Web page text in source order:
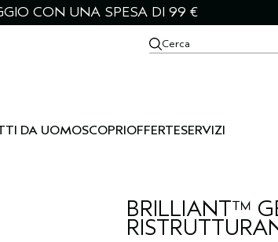
CON UNA SPESA DI 99 €
Cerca
DA UOMOSCOPRIOFFERTESERVIZI
BRILLIANT™